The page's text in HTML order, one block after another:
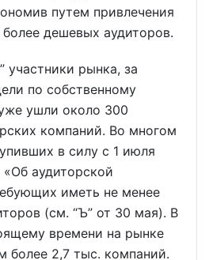
путем привлечения
дешевых аудиторов.
участники рынка, за
по собственному
ушли около 300
компаний. Во многом
в силу с 1 июля
аудиторской
иметь не менее
(см. “Ъ” от 30 мая). В
времени на рынке
более 2,7 тыс. компаний.